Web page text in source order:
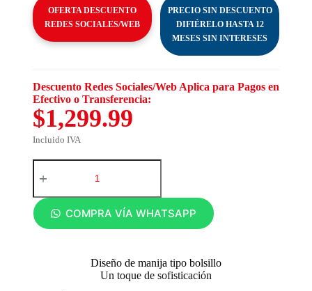
OFERTA DESCUENTO
REDES SOCIALES/WEB
PRECIO SIN DESCUENTO
DIFIÉRELO HASTA 12
MESES SIN INTERESES
Descuento Redes Sociales/Web Aplica para Pagos en
Efectivo o Transferencia:
$1,299.99
Incluido IVA
COMPRA VÍA WHATSAPP
Diseño de manija tipo bolsillo
Un toque de sofisticación